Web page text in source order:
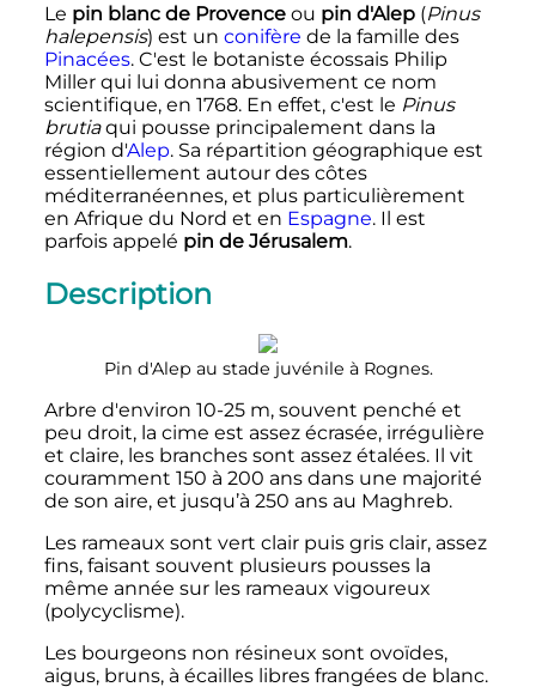
Le pin blanc de Provenceou pin d'Alep(Pinus
halepensis) est un conifère de la famille des
Pinacées. C'est le botaniste écossais Philip
Miller qui lui donna abusivement ce nom
scientifique, en 1768. En effet, c'est le Pinus
brutiaqui pousse principalement dans la
région d'Alep. Sa répartition géographique est
essentiellement autour des côtes
méditerranéennes, et plus particulièrement
en Afrique du Nord et en Espagne. Il est
parfois appelé pin de Jérusalem.
Description
Pin d'Alep au stade juvénile à Rognes.
Arbre d'environ 10-25 m, souvent penché et
peu droit, la cime est assez écrasée, irrégulière
et claire, les branches sont assez étalées. Il vit
couramment 150 à 200 ans dans une majorité
de son aire, et jusqu’à 250 ans au Maghreb.
Les rameaux sont vert clair puis gris clair, assez
fins, faisant souvent plusieurs pousses la
même année sur les rameaux vigoureux
(polycyclisme).
Les bourgeons non résineux sont ovoïdes,
aigus, bruns, à écailles libres frangées de blanc.